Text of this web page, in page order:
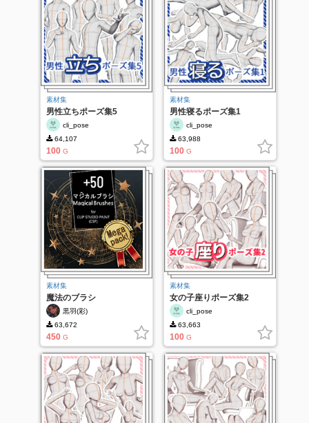
素材集
男性立ちポーズ集5
cli_pose
64,107
100 G
素材集
男性寝るポーズ集1
cli_pose
63,988
100 G
素材集
魔法のブラシ
黒羽(彩)
63,672
450 G
素材集
女の子座りポーズ集2
cli_pose
63,663
100 G